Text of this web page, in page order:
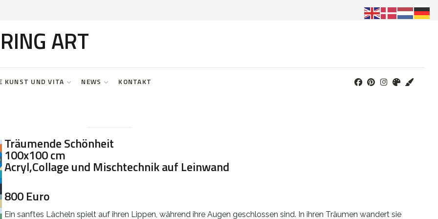
ART
KUNST UND VITA NEWS KONTAKT
Träumende Schönheit
100x100 cm
Acryl,Collage und Mischtechnik auf Leinwand
800 Euro
Ein sanftes Lächeln spielt auf ihren Lippen, während ihre Augen geschlossen sind. In ihren Träumen wandert sie